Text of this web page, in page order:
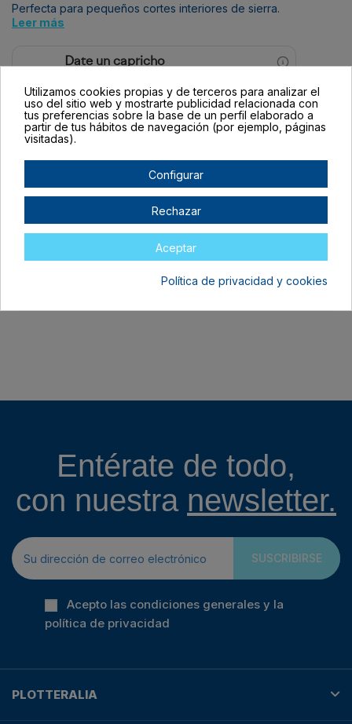
Perfecta para pequeños cortes interiores de sierra.
Leer más
Date un capricho
con Pepper.
Añadir a la comparación
Entérate de todo,
con nuestra newsletter.
SUSCRIBIRSE
Acepto las condiciones generales y la
política de privacidad
PLOTTERALIA
Utilizamos cookies propias y de terceros para analizar el
uso del sitio web y mostrarte publicidad relacionada con
tus preferencias sobre la base de un perfil elaborado a
partir de tus hábitos de navegación (por ejemplo, páginas
visitadas).
Configurar
Rechazar
Aceptar
Política de privacidad y cookies